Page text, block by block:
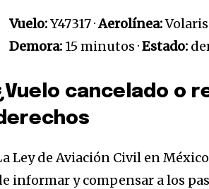
a nuestra
de
y sé
conversación.
suscribirte, solo escribe tu dirección
y no enviaremos correo basura
segura con nosotros.
Vuelo:Y47317 ·Aerolínea:Volaris
Demora: 15 minutos ·Estado:
cancelado o
Ley de Aviación Civil en
informar y compensar a los